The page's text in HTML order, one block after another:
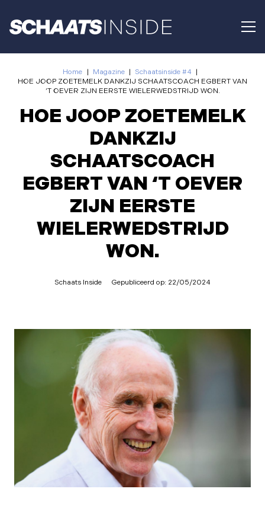
Home | Magazine | Schaatsinside #4 |
HOE JOOP ZOETEMELK DANKZIJ SCHAATSCOACH EGBERT VAN
‘T OEVER ZIJN EERSTE WIELERWEDSTRIJD WON.
HOE JOOP ZOETEMELK
DANKZIJ
SCHAATSCOACH
EGBERT VAN ‘T OEVER
ZIJN EERSTE
WIELERWEDSTRIJD
WON.
Schaats Inside Gepubliceerd op: 22/05/2024